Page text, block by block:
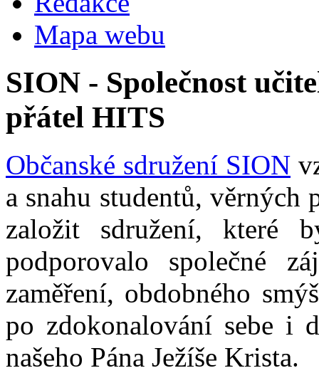
Mapa webu
SION - Společnost
přátel HITS
Občanské sdružení SION
a snahu studentů, věrných
založit sdružení, které
podporovalo společné
zaměření, obdobného
po zdokonalování sebe i
našeho Pána Ježíše Krista.